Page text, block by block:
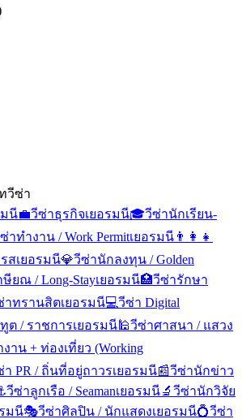
วีซ่า
มนี💼วีซ่าธุรกิจเยอรมนี🎓วีซ่านักเรียน-
าทำงาน / Work Permitเยอรมนี 👨‍👩‍👧
สเยอรมนี💎วีซ่านักลงทุน / Golden
ษียณ / Long-Stayเยอรมนี🏥วีซ่ารักษา
าทรานสิตเยอรมนี💻วีซ่า Digital
ต / ราชการเยอรมนี🕌วีซ่าศาสนา / แสวง
าน + ท่องเที่ยว (Working
า PR / ถิ่นที่อยู่ถาวรเยอรมนี📰วีซ่านักข่าว
วีซ่าลูกเรือ / Seamanเยอรมนี🔬 วีซ่านักวิจัย
มนี🎭วีซ่าศิลปิน / นักแสดงเยอรมนี💍วีซ่า